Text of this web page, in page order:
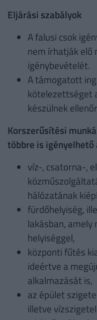
Eljárási szabályok
A falusi csok
nem írhatják elő
igénybevételét.
A támogatott
kötelezettséget
készülnek
Korszerűsítési
többre is igényelhető
víz-, csatorna-,
hálózatának
fürdőhelyiség,
lakásban, amely
helyiséggel,
központi fűtés
ideértve a
alkalmazását is,
az épület
illetve